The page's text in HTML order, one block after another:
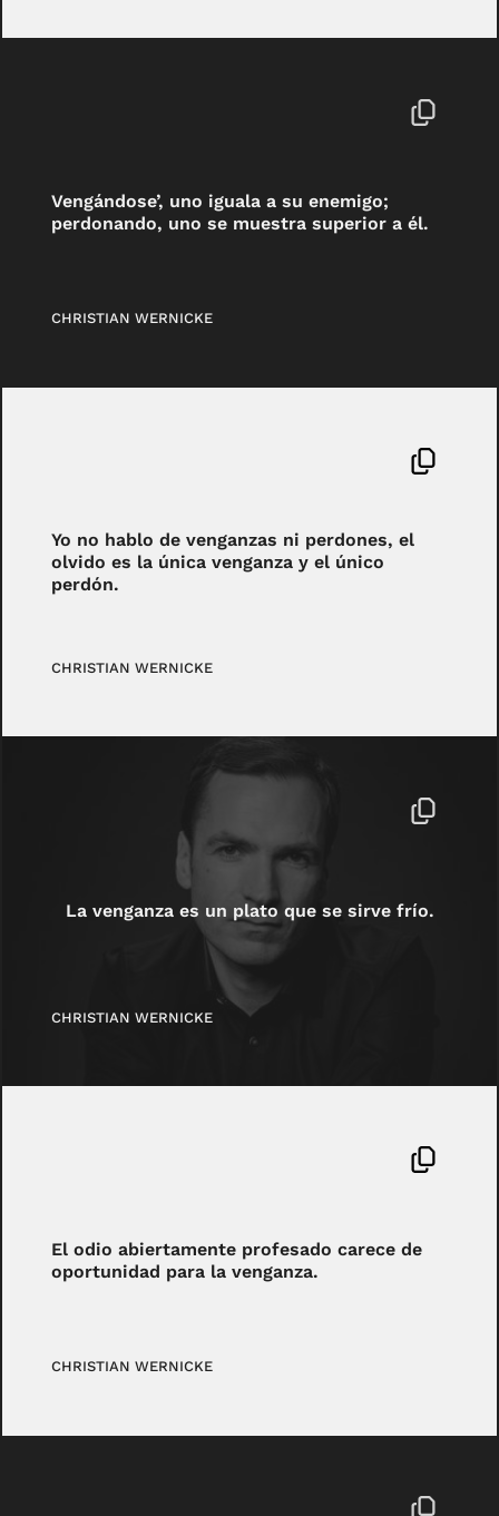
Vengándose’, uno iguala a su enemigo;
perdonando, uno se muestra superior a él.
CHRISTIAN WERNICKE
Yo no hablo de venganzas ni perdones, el
olvido es la única venganza y el único
perdón.
CHRISTIAN WERNICKE
La venganza es un plato que se sirve frío.
CHRISTIAN WERNICKE
El odio abiertamente profesado carece de
oportunidad para la venganza.
CHRISTIAN WERNICKE